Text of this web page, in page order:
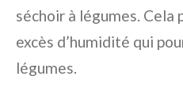
séchoir à légumes.
excès d’humidité qui
légumes.